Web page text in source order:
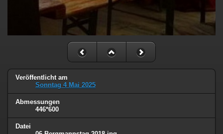
Veröffentlicht am
Sonntag 4 Mai 2025
Abmessungen
446*600
Datei